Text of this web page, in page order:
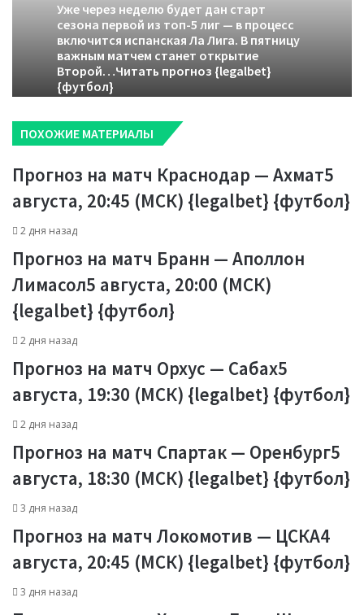
Уже через неделю будет дан старт
сезона первой из топ-5 лиг — в процесс
включится испанская Ла Лига. В пятницу
важным матчем станет открытие
Второй…Читать прогноз {legalbet}
{футбол}
ПОХОЖИЕ МАТЕРИАЛЫ
Прогноз на матч Краснодар — Ахмат5
августа, 20:45 (МСК) {legalbet} {футбол}
2 дня назад
Прогноз на матч Бранн — Аполлон
Лимасол5 августа, 20:00 (МСК)
{legalbet} {футбол}
2 дня назад
Прогноз на матч Орхус — Сабах5
августа, 19:30 (МСК) {legalbet} {футбол}
2 дня назад
Прогноз на матч Спартак — Оренбург5
августа, 18:30 (МСК) {legalbet} {футбол}
3 дня назад
Прогноз на матч Локомотив — ЦСКА4
августа, 20:45 (МСК) {legalbet} {футбол}
3 дня назад